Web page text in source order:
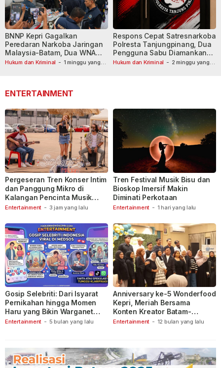
Hukum dan Kriminal - 1 minggu yang
BNNP Kepri Gagalkan
Peredaran Narkoba Jaringan
Malaysia-Batam, Dua WNA
Masih Diburu
Hukum dan Kriminal - 2 minggu yang
Respons Cepat Satresnarkoba
Polresta Tanjungpinang, Dua
Pengguna Sabu Diamankan
Usai Dilaporkan ke Call Center
ENTERTAINMENT
Entertainment - 3 jam yang lalu
Pergeseran Tren Konser Intim
dan Panggung Mikro di
Kalangan Pencinta Musik
Indonesia
Entertainment - 1 hari yang lalu
Tren Festival Musik Bisu dan
Bioskop Imersif Makin
Diminati Perkotaan
Entertainment - 5 bulan yang lalu
Gosip Selebriti: Dari Isyarat
Pernikahan hingga Momen
Haru yang Bikin Warganet
Berspekulasi
Entertainment - 12 bulan yang lalu
Anniversary ke-5 Wonderfood
Kepri, Meriah Bersama
Konten Kreator Batam-
Tanjungpinang